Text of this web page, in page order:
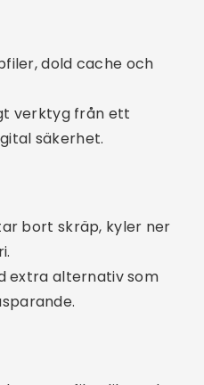
CPU-kylning och
är idealisk för äldre
lite minne.
filer, cache och
appar.
och teknisk,